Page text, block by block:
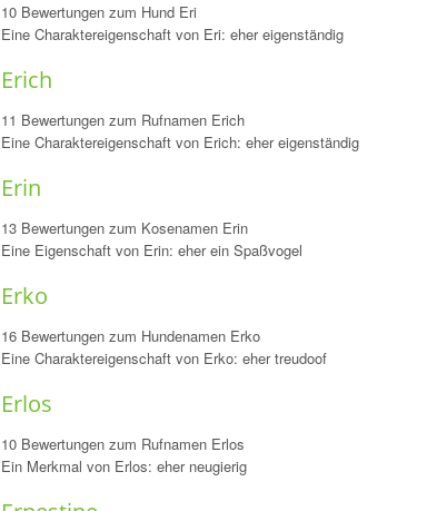
10 Bewertungen zum Hund Eri
Eine Charaktereigenschaft von Eri: eher eigenständig
Erich
11 Bewertungen zum Rufnamen Erich
Eine Charaktereigenschaft von Erich: eher eigenständig
Erin
13 Bewertungen zum Kosenamen Erin
Eine Eigenschaft von Erin: eher ein Spaßvogel
Erko
16 Bewertungen zum Hundenamen Erko
Eine Charaktereigenschaft von Erko: eher treudoof
Erlos
10 Bewertungen zum Rufnamen Erlos
Ein Merkmal von Erlos: eher neugierig